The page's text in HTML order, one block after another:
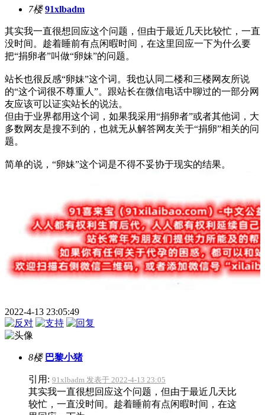
7楼 91xlbadm
其实我一直很想回应这个问题，但由于最近几天比较忙，一直
没时间。趁着睡前有点闲暇时间，在这里回应一下为什么要
把“捐卵者”叫做“卵妹”的问题。
站长也很反感“卵妹”这个词。我也认同二楼和三楼网友所说
的“这个词很不尊重人”。跟站长在微信电话中聊过的一部分网
友应该可以证实站长的说法。
但由于业界都用这个词，如果我采用“捐卵者”或者其他词，大
多数网友是搜不到的，也就无从解答网友关于“捐卵”相关的问
题。
简单的说，“卵妹”这个词是不得不妥协于现实的结果。
2022-4-13 23:05:49
8楼 巴黎小猪
引用: 91xlbadm 发表于 2022-4-13 23:05
其实我一直很想回应这个问题，但由于最近几天比
较忙，一直没时间。趁着睡前有点闲暇时间，在这